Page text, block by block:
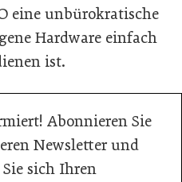
eine unbürokratische
Hardware einfach
ist.
Abonnieren Sie
Newsletter und
sich Ihren